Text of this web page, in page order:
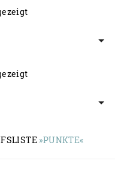
»PUNKTE«